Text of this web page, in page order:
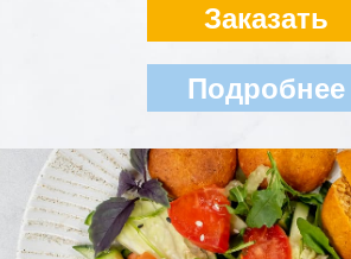
Заказать
Подробнее